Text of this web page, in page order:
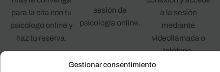
Gestionar consentimiento
para la cita con tu
psicólogo online y
haz tu reserva.
sesión de
psicología online.
a la sesión
mediante
videollamada o
teléfono.